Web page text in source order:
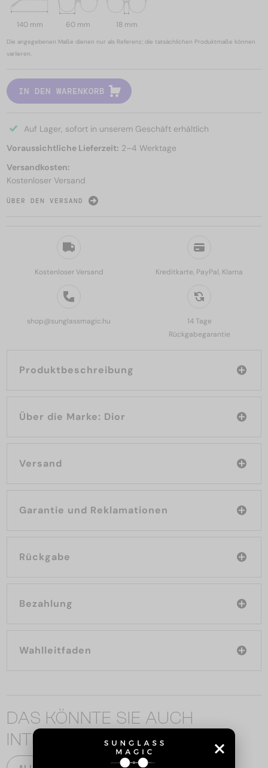
Kostenloser Versand Kreditkarte, PayPal, Klarna
shop@sunglassmagic.hu
14 Tage
Rückgabegarantie
Produktbeschreibung
Über die Marke: Dior
Versand
Garantie und Reklamationen
Rückgabe
Bezahlung
Wahlleitfaden
140 mm 60 mm 18 mm
Die angegebenen Maße dienen nur als Referenz; die tatsächlichen Produktmaße können
variieren.
IN DEN WARENKORB
Auf Lager, sofort in unserem Geschäft erhältlich
Voraussichtliche Lieferzeit: 2–4 Werktage
Versandkosten:
Kostenloser Versand
ÜBER DEN VERSAND
DAS KÖNNTE SIE AUCH
INTERESSIEREN